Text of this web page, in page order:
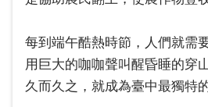
每到端午酷熱時節，人們就需
用巨大的咖咖聲叫醒昏睡的
久而久之，就成為臺中最獨特